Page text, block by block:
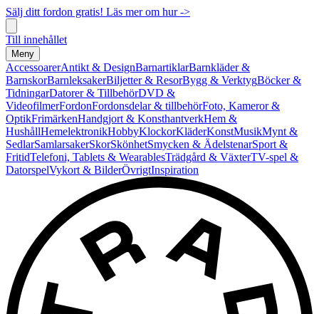
Sälj ditt fordon gratis! Läs mer om hur ->
Till innehållet
Meny
AccessoarerAntikt & DesignBarnartiklarBarnkläder &
BarnskorBarnleksakerBiljetter & ResorBygg & VerktygBöcker &
TidningarDatorer & TillbehörDVD &
VideofilmerFordonFordonsdelar & tillbehörFoto, Kameror &
OptikFrimärkenHandgjort & KonsthantverkHem &
HushållHemelektronikHobbyKlockorKläderKonstMusikMynt &
SedlarSamlarsakerSkorSkönhetSmycken & ÄdelstenarSport &
FritidTelefoni, Tablets & WearablesTrädgård & VäxterTV-spel &
DatorspelVykort & BilderÖvrigtInspiration